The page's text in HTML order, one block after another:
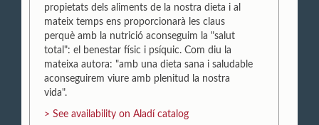
propietats dels aliments de la nostra dieta i al
mateix temps ens proporcionarà les claus
perquè amb la nutrició aconseguim la "salut
total": el benestar físic i psíquic. Com diu la
mateixa autora: "amb una dieta sana i saludable
aconseguirem viure amb plenitud la nostra
vida".
> See availability on Aladí catalog